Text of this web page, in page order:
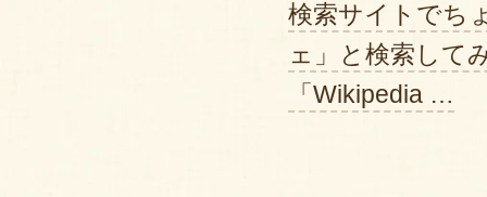
検索サイトでち
ェ」と検索して
「Wikipedia …